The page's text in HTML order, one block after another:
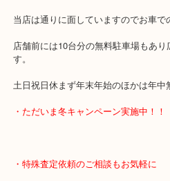
「古国府駅」
・当店の特徴
市・竹田市・宇佐市・日田市など
当店は通りに面していますのでお
す。